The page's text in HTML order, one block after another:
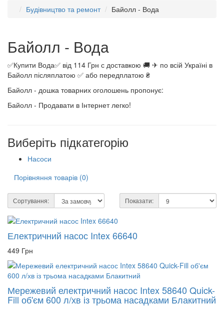
Будівництво та ремонт Байолл - Вода
Байолл - Вода
✅Купити Вода✅ від 114 Грн с доставкою 🚚 ✈ по всій Україні в
Байолл післяплатою ✅ або передплатою ₴
Байолл - дошка товарних оголошень пропонує:
Байолл - Продавати в Інтернет легко!
Виберіть підкатегорію
Насоси
Порівняння товарів (0)
Сортування: Показати:
Електричний насос Intex 66640
449 Грн
Мережевий електричний насос Intex 58640 Quick-
Fill об'єм 600 л/хв із трьома насадками Блакитний